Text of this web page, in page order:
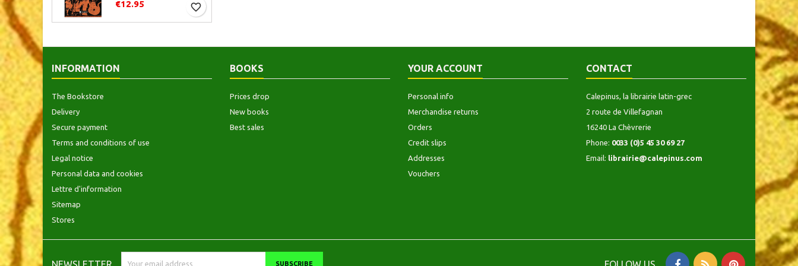
€12.95 favorite_border
INFORMATION
The Bookstore
Delivery
Secure payment
Terms and conditions of use
Legal notice
Personal data and cookies
Lettre d'information
Sitemap
Stores
BOOKS
Prices drop
New books
Best sales
YOUR ACCOUNT
Personal info
Merchandise returns
Orders
Credit slips
Addresses
Vouchers
CONTACT
Calepinus, la librairie latin-grec
2 route de Villefagnan
16240 La Chèvrerie
Phone: 0033 (0)5 45 30 69 27
Email: librairie@calepinus.com